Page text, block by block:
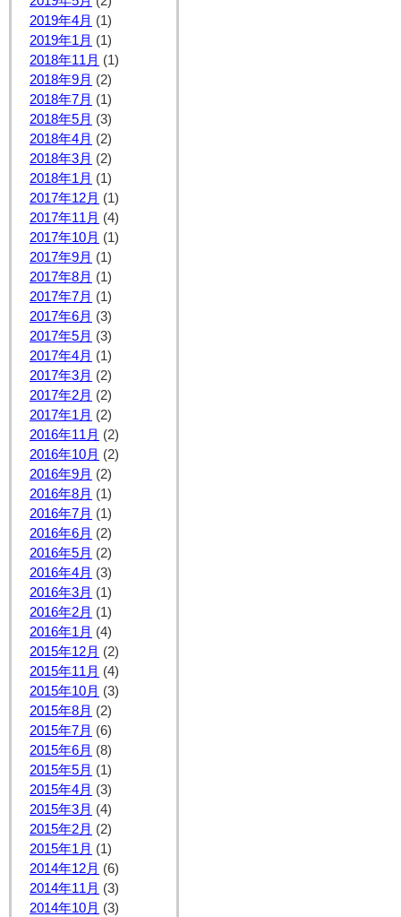
2019年4月 (1)
2019年1月 (1)
2018年11月 (1)
2018年9月 (2)
2018年7月 (1)
2018年5月 (3)
2018年4月 (2)
2018年3月 (2)
2018年1月 (1)
2017年12月 (1)
2017年11月 (4)
2017年10月 (1)
2017年9月 (1)
2017年8月 (1)
2017年7月 (1)
2017年6月 (3)
2017年5月 (3)
2017年4月 (1)
2017年3月 (2)
2017年2月 (2)
2017年1月 (2)
2016年11月 (2)
2016年10月 (2)
2016年9月 (2)
2016年8月 (1)
2016年7月 (1)
2016年6月 (2)
2016年5月 (2)
2016年4月 (3)
2016年3月 (1)
2016年2月 (1)
2016年1月 (4)
2015年12月 (2)
2015年11月 (4)
2015年10月 (3)
2015年8月 (2)
2015年7月 (6)
2015年6月 (8)
2015年5月 (1)
2015年4月 (3)
2015年3月 (4)
2015年2月 (2)
2015年1月 (1)
2014年12月 (6)
2014年11月 (3)
2014年10月 (3)